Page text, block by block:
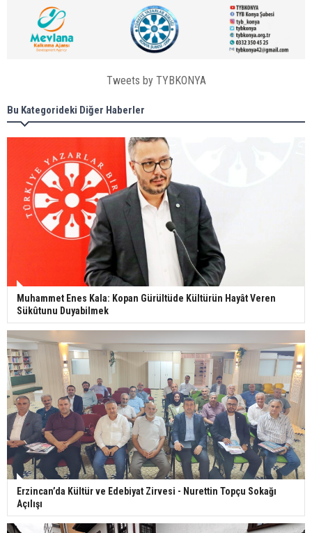
Tweets by TYBKONYA
Bu Kategorideki Diğer Haberler
Muhammet Enes Kala: Kopan Gürültüde Kültürün Hayât Veren
Sükûtunu Duyabilmek
Erzincan’da Kültür ve Edebiyat Zirvesi - Nurettin Topçu Sokağı
Açılışı